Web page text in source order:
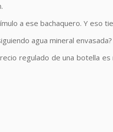
a ese bachaquero. Y eso
agua mineral envasada?
regulado de una botella